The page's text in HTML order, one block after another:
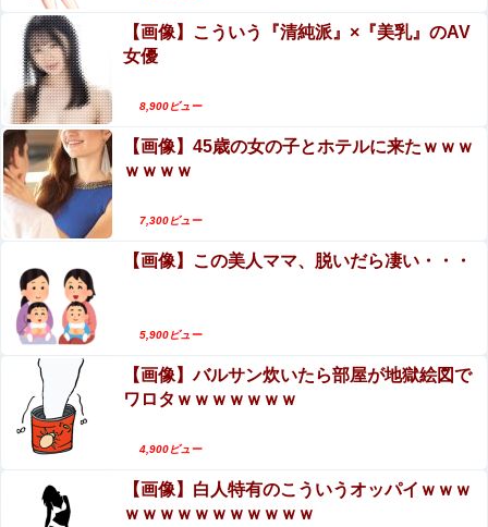
Powered by livedoor 相互RSS
【画像】こういう『清純派』×『美乳』のAV
女優
8,900ビュー
【画像】45歳の女の子とホテルに来たｗｗｗ
ｗｗｗｗ
7,300ビュー
【画像】この美人ママ、脱いだら凄い・・・
5,900ビュー
【画像】バルサン炊いたら部屋が地獄絵図で
ワロタｗｗｗｗｗｗｗ
4,900ビュー
【画像】白人特有のこういうオッパイｗｗｗ
ｗｗｗｗｗｗｗｗｗｗｗ